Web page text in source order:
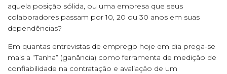
aquela posição sólida, ou uma empresa que seus
colaboradores passam por 10, 20 ou 30 anos em suas
dependências?
Em quantas entrevistas de emprego hoje em dia prega-se
mais a “Tanha” (ganância) como ferramenta de medição de
confiabilidade na contratação e avaliação de um